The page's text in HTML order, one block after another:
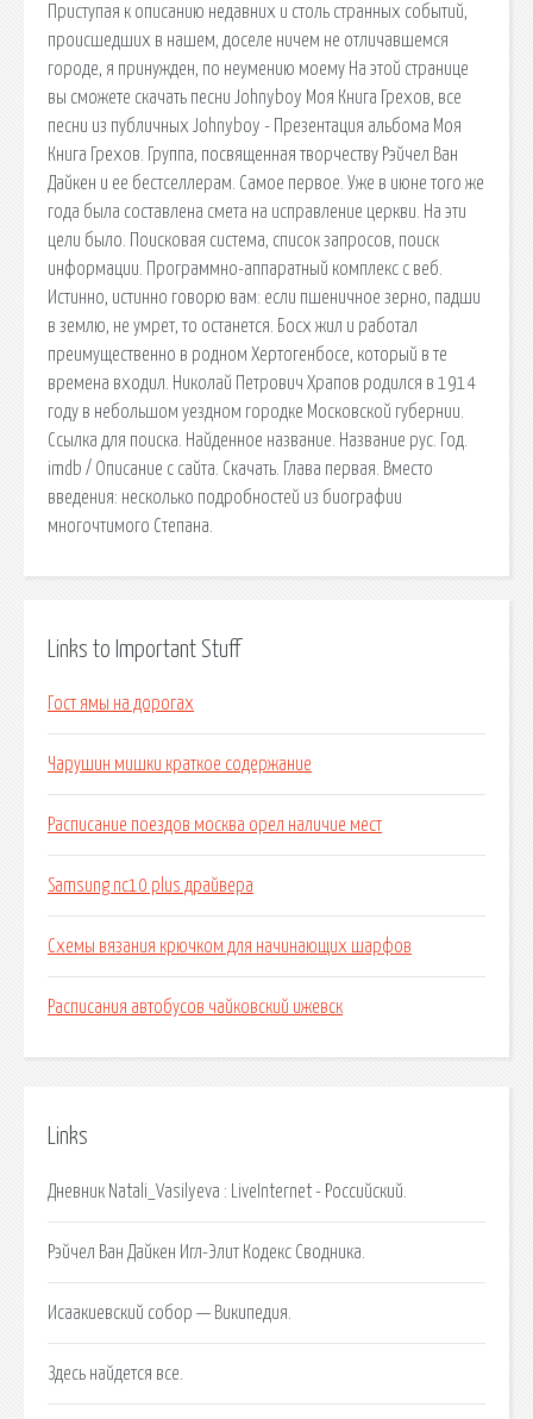
Приступая к описанию недавних и столь странных событий,
происшедших в нашем, доселе ничем не отличавшемся
городе, я принужден, по неумению моему На этой странице
вы сможете скачать песни Johnyboy Моя Книга Грехов, все
песни из публичных Johnyboy - Презентация альбома Моя
Книга Грехов. Группа, посвященная творчеству Рэйчел Ван
Дайкен и ее бестселлерам. Самое первое. Уже в июне того же
года была составлена смета на исправление церкви. На эти
цели было. Поисковая сиcтема, список запросов, поиск
информации. Программно-аппаратный комплекс с веб.
Истинно, истинно говорю вам: если пшеничное зерно, падши
в землю, не умрет, то останется. Босх жил и работал
преимущественно в родном Хертогенбосе, который в те
времена входил. Николай Петрович Храпов родился в 1914
году в небольшом уездном городке Московской губернии.
Ссылка для поиска. Найденное название. Название рус. Год.
imdb / Описание с сайта. Скачать. Глава первая. Вместо
введения: несколько подробностей из биографии
многочтимого Степана.
Links to Important Stuff
Гост ямы на дорогах
Чарушин мишки краткое содержание
Расписание поездов москва орел наличие мест
Samsung nc10 plus драйвера
Схемы вязания крючком для начинающих шарфов
Расписания автобусов чайковский ижевск
Links
Дневник Natali_Vasilyeva : LiveInternet - Российский.
Рэйчел Ван Дайкен Игл-Элит Кодекс Сводника.
Исаакиевский собор — Википедия.
Здесь найдется все.